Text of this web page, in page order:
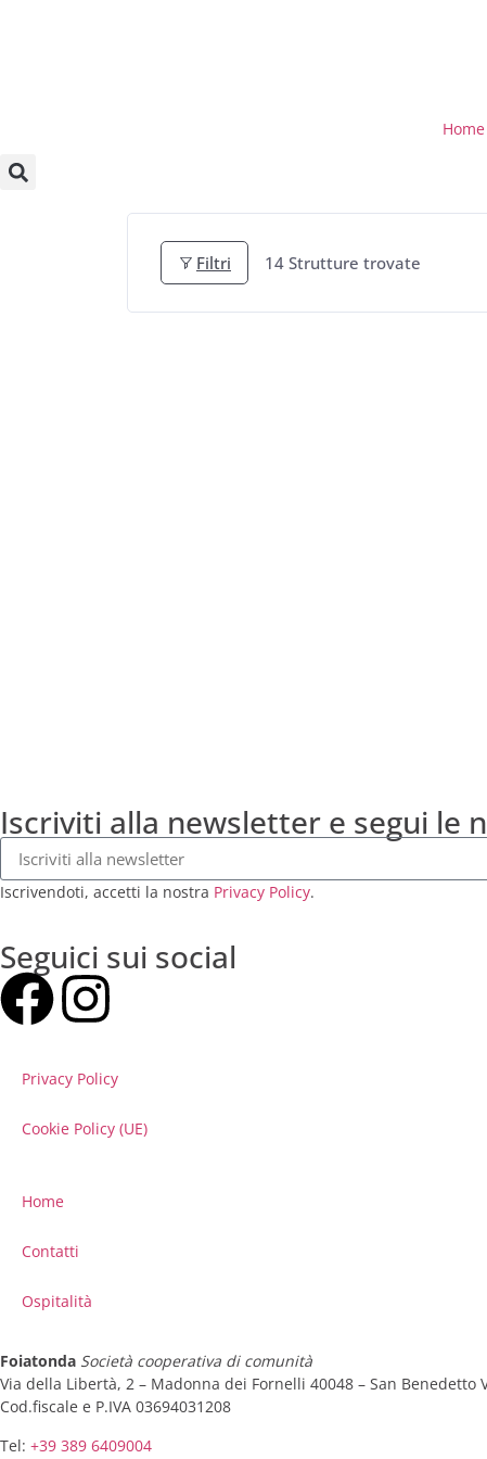
Home
Filtri 14 Strutture trovate
Iscriviti alla newsletter e segui le
Iscrivendoti, accetti la nostra Privacy Policy.
Seguici sui social
Privacy Policy
Cookie Policy (UE)
Home
Contatti
Ospitalità
Foiatonda Società cooperativa di comunità
Via della Libertà, 2 – Madonna dei Fornelli 40048 – San Benedetto
Cod.fiscale e P.IVA 03694031208
Tel: +39 389 6409004